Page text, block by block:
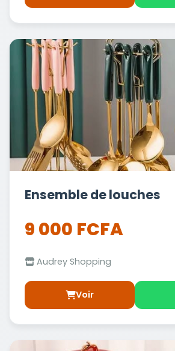
Ensemble de louches
9 000 FCFA
Audrey Shopping
Voir